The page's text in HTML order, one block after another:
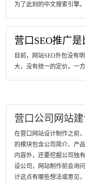
为了此刻的中文搜索引擎
营口SEO推广
目前，网站SEO外包没有
大，没有统一的定价。一
营口公司网站
在营口网站设计制作之前
的模块包含公司简介、产
内容外，还要挖掘公司独
设公司，网站制作前会询
计这点有哪些想法或意见